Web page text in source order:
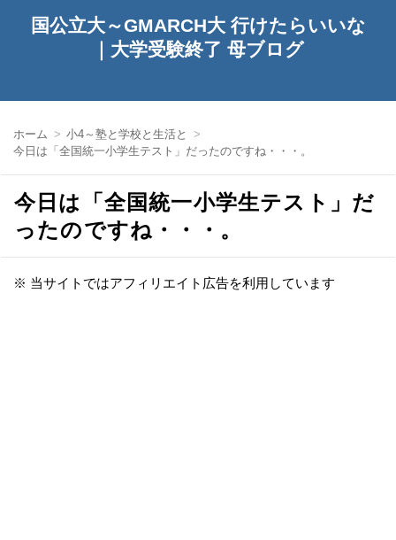
国公立大～GMARCH大 行けたらいいな
｜大学受験終了 母ブログ
ホーム
小4～塾と学校と生活と
今日は「全国統一小学生テスト」だったのですね・・・。
今日は「全国統一小学生テスト」だ
ったのですね・・・。
※ 当サイトではアフィリエイト広告を利用しています